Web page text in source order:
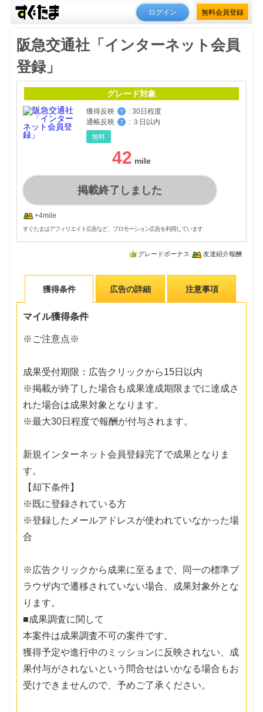
ログイン 無料会員登録
阪急交通社「インターネット会員
登録」
グレード対象
獲得反映 ？ : 30日程度
通帳反映
？ : ３日以内
無料
42
掲載終了しました
+4mile
すぐたまはアフィリエイト広告など、プロモーション広告を利用しています
グレードボーナス 友達紹介報酬
獲得条件 広告の詳細 注意事項
マイル獲得条件
※ご注意点※
成果受付期限：広告クリックから15日以内
※掲載が終了した場合も成果達成期限までに達成さ
れた場合は成果対象となります。
※最大30日程度で報酬が付与されます。
新規インターネット会員登録完了で成果となりま
す。
【却下条件】
※既に登録されている方
※登録したメールアドレスが使われていなかった場
合
※広告クリックから成果に至るまで、同一の標準ブ
ラウザ内で遷移されていない場合、成果対象外とな
ります。
■成果調査に関して
本案件は成果調査不可の案件です。
獲得予定や進行中のミッションに反映されない、成
果付与がされないという問合せはいかなる場合もお
受けできませんので、予めご了承ください。